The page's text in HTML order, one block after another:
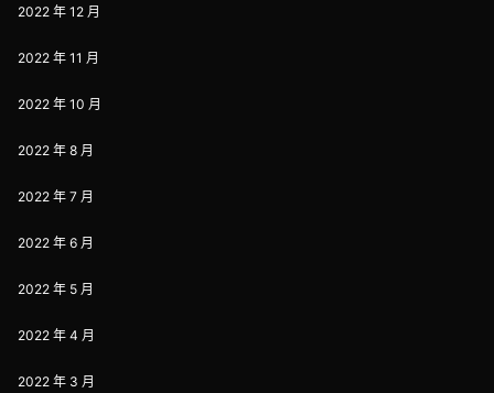
2022 年 12 月
2022 年 11 月
2022 年 10 月
2022 年 8 月
2022 年 7 月
2022 年 6 月
2022 年 5 月
2022 年 4 月
2022 年 3 月